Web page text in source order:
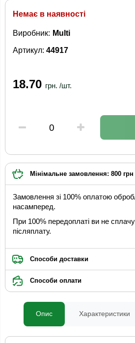
Немає в наявності
Артикул: 44917
Виробник: Multi
18.70 грн. /шт.
Мінімальне замовлення: 800 грн
Замовлення зі 100% оплатою
насамперед.
При 100% передоплаті ви не
післяплату.
Способи доставки
Способи оплати
Опис Характеристики